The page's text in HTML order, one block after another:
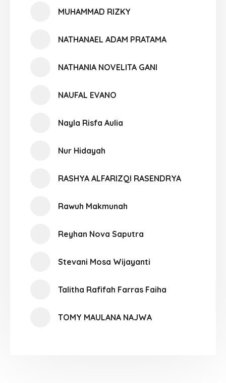
MUHAMMAD RIZKY
NATHANAEL ADAM PRATAMA
NATHANIA NOVELITA GANI
NAUFAL EVANO
Nayla Risfa Aulia
Nur Hidayah
RASHYA ALFARIZQI RASENDRYA
Rawuh Makmunah
Reyhan Nova Saputra
Stevani Mosa Wijayanti
Talitha Rafifah Farras Faiha
TOMY MAULANA NAJWA